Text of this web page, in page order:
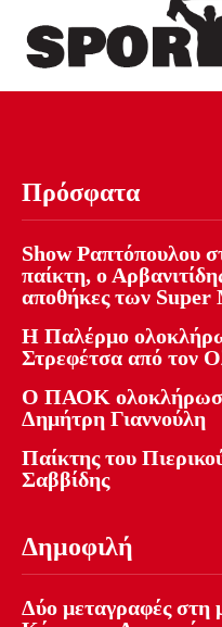
Πρόσφατα
Show Ραπτόπουλου
παίκτη, ο
αποθήκες των Super
Η Παλέρμο
Στρεφέτσα από τον
Ο ΠΑΟΚ
Δημήτρη Γιαννούλη
Παίκτης του
Σαββίδης
Δημοφιλή
Δύο μεταγραφές στη